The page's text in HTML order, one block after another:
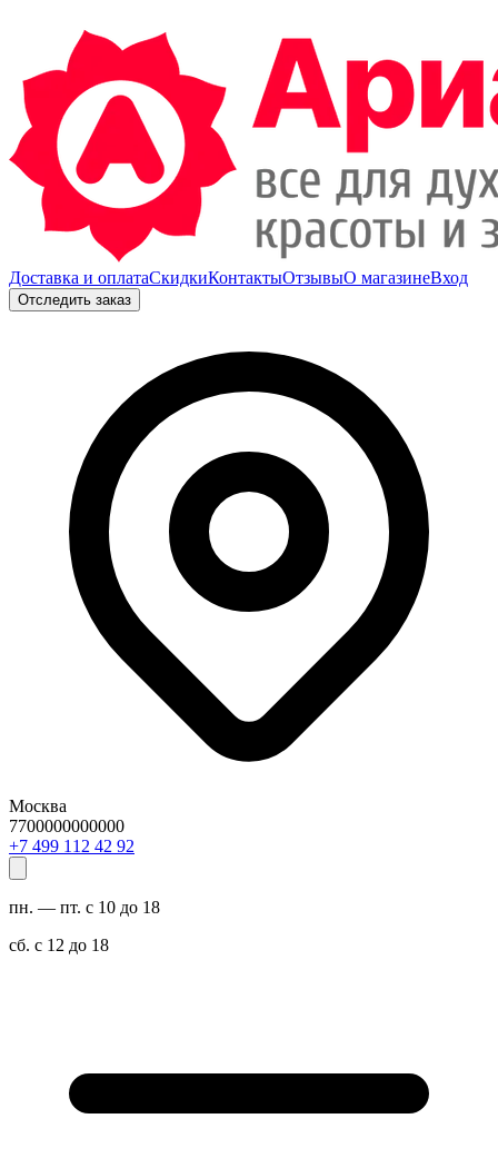
Доставка и оплатаСкидкиКонтактыОтзывыО магазинеВход
Отследить заказ
Москва
7700000000000
29 24 211 994 7+
пн. — пт. с 10 до 18
сб. с 12 до 18